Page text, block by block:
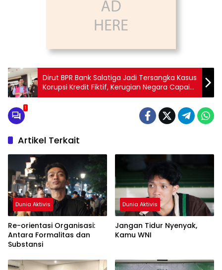
Dirut BPR Bank Salatiga Jadi Tersangka Kasus
Korupsi Kredit Fiktif, Kerugian Negara Capai
Rp 3 Miliar
1
Artikel Terkait
Dunia Aktivis
Re-orientasi Organisasi:
Antara Formalitas dan
Substansi
Dunia Aktivis
Jangan Tidur Nyenyak,
Kamu WNI